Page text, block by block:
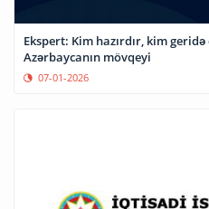
Ekspert: Kim hazırdır, kim
Azərbaycanın mövqeyi
07-01-2026